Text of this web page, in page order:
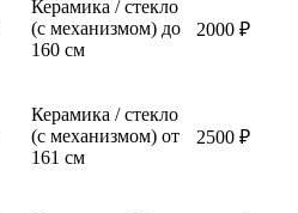
Керамика / стекло
(с механизмом) до
160 см
2000 ₽
Керамика / стекло
(с механизмом) от
161 см
2500 ₽